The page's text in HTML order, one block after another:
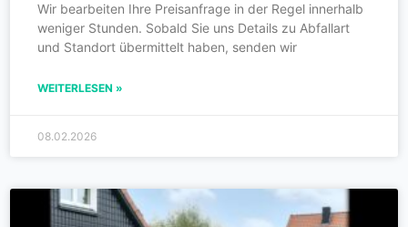
Wir bearbeiten Ihre Preisanfrage in der Regel innerhalb
weniger Stunden. Sobald Sie uns Details zu Abfallart
und Standort übermittelt haben, senden wir
WEITERLESEN »
08.02.2026